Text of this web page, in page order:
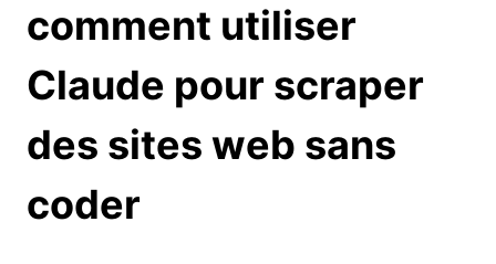
comment utiliser
Claude pour scraper
des sites web sans
coder